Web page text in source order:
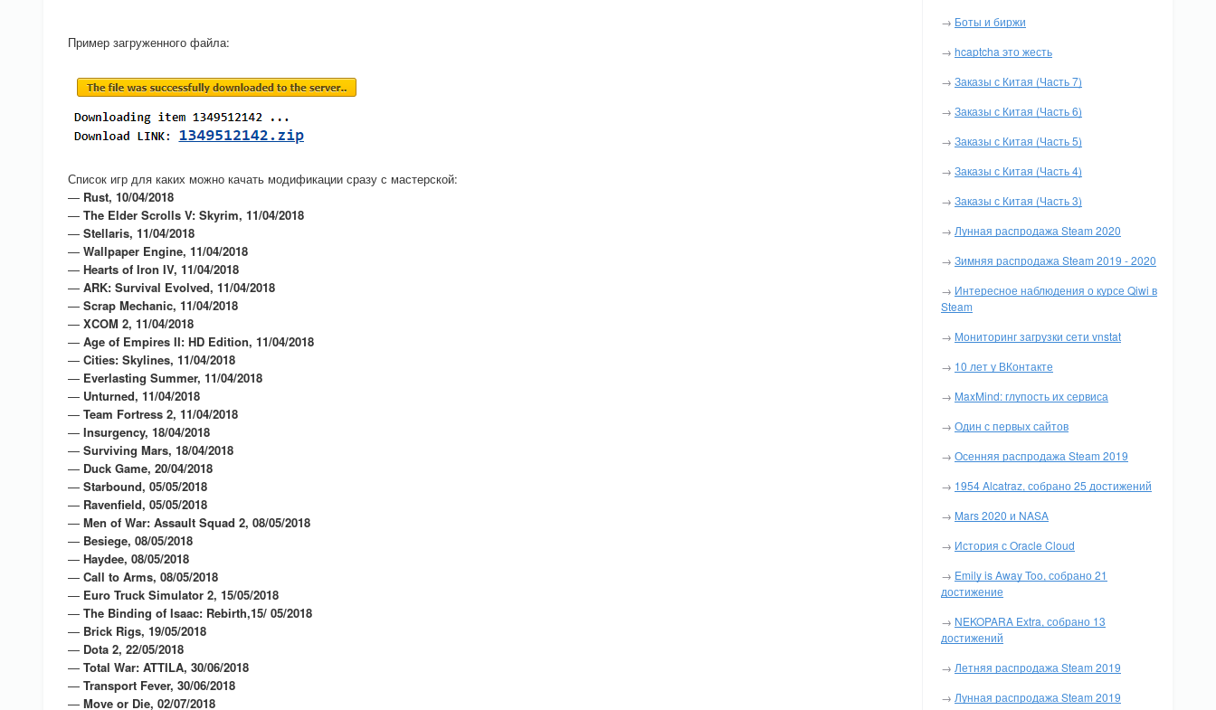
→ Боты и биржи
→ hcaptcha это жесть
→ Заказы с Китая (Часть 7)
→ Заказы с Китая (Часть 6)
→ Заказы с Китая (Часть 5)
→ Заказы с Китая (Часть 4)
→ Заказы с Китая (Часть 3)
→ Лунная распродажа Steam 2020
→ Зимняя распродажа Steam 2019 - 2020
→ Интересное наблюдения о курсе Qiwi в
Steam
→ Мониторинг загрузки сети vnstat
→ 10 лет у ВКонтакте
→ MaxMind: глупость их сервиса
→ Один с первых сайтов
→ Осенняя распродажа Steam 2019
→ 1954 Alcatraz, собрано 25 достижений
→ Mars 2020 и NASA
→ История с Oracle Cloud
→ Emily is Away Too, собрано 21
достижение
→ NEKOPARA Extra, собрано 13
достижений
→ Летняя распродажа Steam 2019
→ Лунная распродажа Steam 2019
Пример загруженного файла:
Список игр для каких можно качать модификации сразу с мастерской:
— Rust, 10/04/2018
— The Elder Scrolls V: Skyrim, 11/04/2018
— Stellaris, 11/04/2018
— Wallpaper Engine, 11/04/2018
— Hearts of Iron IV, 11/04/2018
— ARK: Survival Evolved, 11/04/2018
— Scrap Mechanic, 11/04/2018
— XCOM 2, 11/04/2018
— Age of Empires II: HD Edition, 11/04/2018
— Cities: Skylines, 11/04/2018
— Everlasting Summer, 11/04/2018
— Unturned, 11/04/2018
— Team Fortress 2, 11/04/2018
— Insurgency, 18/04/2018
— Surviving Mars, 18/04/2018
— Duck Game, 20/04/2018
— Starbound, 05/05/2018
— Ravenfield, 05/05/2018
— Men of War: Assault Squad 2, 08/05/2018
— Besiege, 08/05/2018
— Haydee, 08/05/2018
— Call to Arms, 08/05/2018
— Euro Truck Simulator 2, 15/05/2018
— The Binding of Isaac: Rebirth,15/ 05/2018
— Brick Rigs, 19/05/2018
— Dota 2, 22/05/2018
— Total War: ATTILA, 30/06/2018
— Transport Fever, 30/06/2018
— Move or Die, 02/07/2018